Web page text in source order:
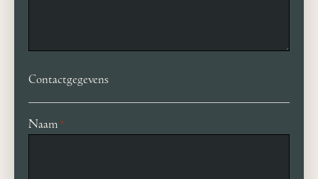
Contactgegevens
Naam *